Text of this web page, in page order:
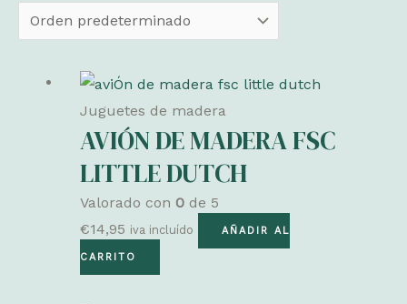
Juguetes de madera
AVIÓN DE MADERA FSC
LITTLE DUTCH
Valorado con 0 de 5
€14,95 iva incluído AÑADIR AL
CARRITO